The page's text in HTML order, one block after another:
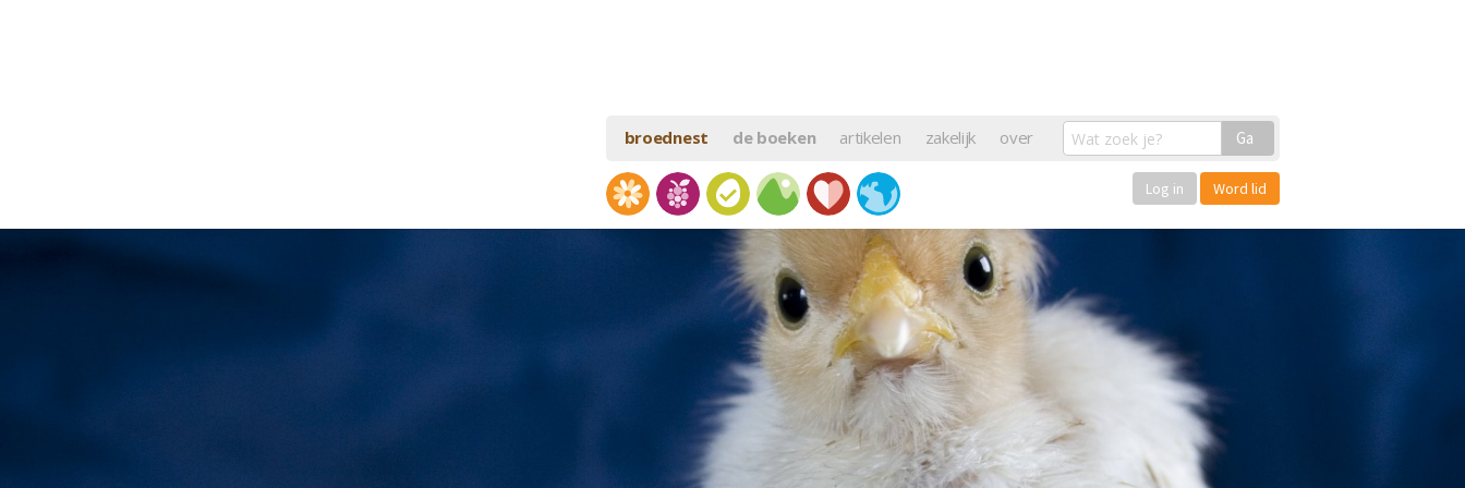
broednest de boeken artikelen zakelijk over Ga
Log in Word lid